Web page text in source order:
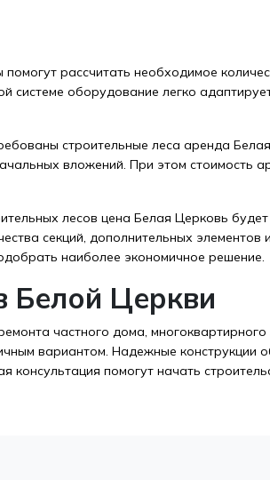
рассчитать необходимое
системе оборудование легко
строительные леса аренда
вложений. При этом стоимость
лесов цена Белая Церковь
секций, дополнительных элементов и
наиболее экономичное решение.
Белой Церкви
частного дома, многоквартирного
вариантом. Надежные конструкции
помогут начать